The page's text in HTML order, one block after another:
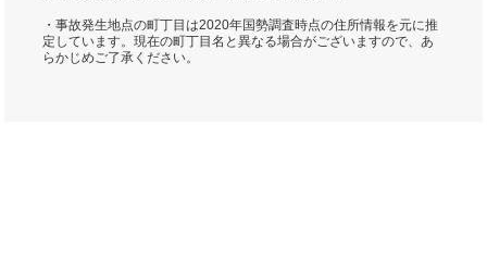
・事故発生地点の町丁目は2020年国勢調査時点の住所情報を元に推
定しています。現在の町丁目名と異なる場合がございますので、あ
らかじめご了承ください。